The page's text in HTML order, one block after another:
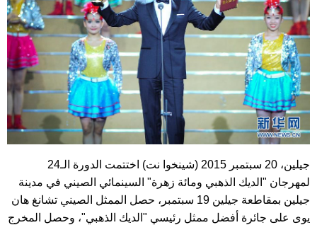
مؤتمر صحفى للخارجية الصور
جيلين، 20 سبتمبر 2015 (شينخوا نت) اختتمت الدورة الـ24
لمهرجان "الديك الذهبي ومائة زهرة" السينمائي الصيني في مدينة
جيلين بمقاطعة جيلين 19 سبتمبر، حصل الممثل الصيني تشانغ هان
يوى على جائرة أفضل ممثل رئيسي "الديك الذهبي"، وحصل المخرج